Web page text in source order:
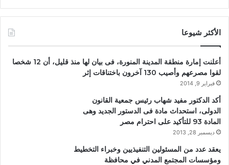
الأكثر شيوعا
أعلنت إمارة منطقة المدينة المنورة، فى بيان لها منذ قليل، أن 12 شخصا
لقوا مصرعهم وأصيب 130 آخرون باختناقات إثر
فبراير 9, 2014
أكد الدكتور مفيد شهاب رئيس جمعية القانون
الدولى، استحداث مادة فى الدستور الجديد وهى
المادة 93 للتأكيد على احترام مصر
ديسمبر 28, 2013
يعقد عدد من المسئولين التنفيذيين وخبراء التخطيط
ومؤسسات المجتمع المدني في محافظة